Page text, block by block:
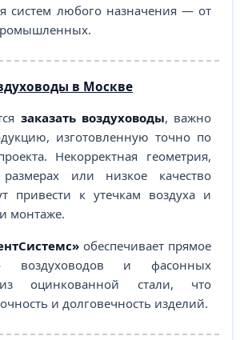
систем любого назначения — от
в Москве
заказать воздуховоды, важно
изготовленную точно по
Некорректная геометрия,
или низкое качество
привести к утечкам воздуха и
монтаже.
обеспечивает прямое
воздуховодов и фасонных
оцинкованной стали, что
и долговечность изделий.